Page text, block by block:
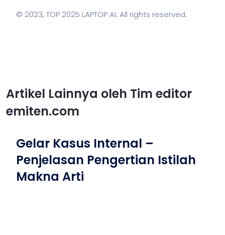
© 2023, TOP 2025 LAPTOP AI. All rights reserved.
Artikel Lainnya oleh Tim editor
emiten.com
Gelar Kasus Internal –
Penjelasan Pengertian Istilah
Makna Arti